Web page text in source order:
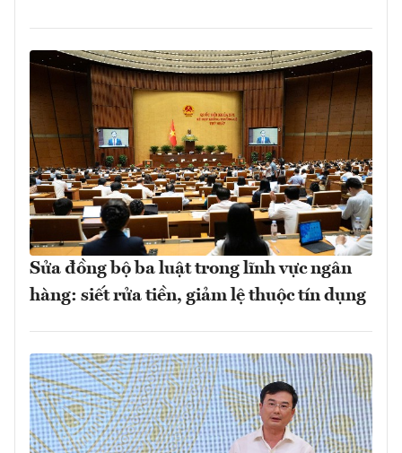
Sửa đồng bộ ba luật trong lĩnh vực ngân
hàng: siết rửa tiền, giảm lệ thuộc tín dụng